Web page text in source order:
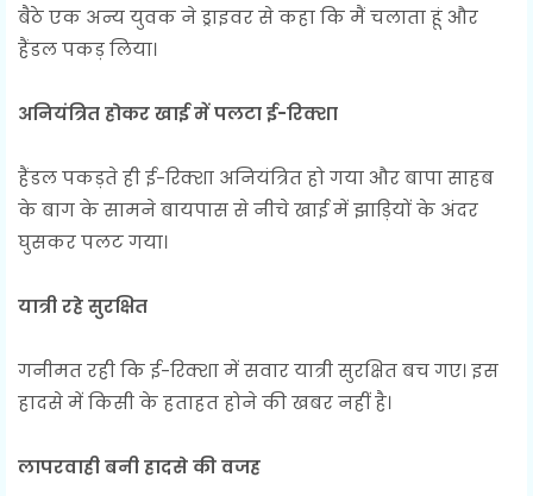
बैठे एक अन्य युवक ने ड्राइवर से कहा कि मैं चलाता हूं और
हैंडल पकड़ लिया।
अनियंत्रित होकर खाई में पलटा ई-रिक्शा
हैंडल पकड़ते ही ई-रिक्शा अनियंत्रित हो गया और बापा साहब
के बाग के सामने बायपास से नीचे खाई में झाड़ियों के अंदर
घुसकर पलट गया।
यात्री रहे सुरक्षित
गनीमत रही कि ई-रिक्शा में सवार यात्री सुरक्षित बच गए। इस
हादसे में किसी के हताहत होने की खबर नहीं है।
लापरवाही बनी हादसे की वजह